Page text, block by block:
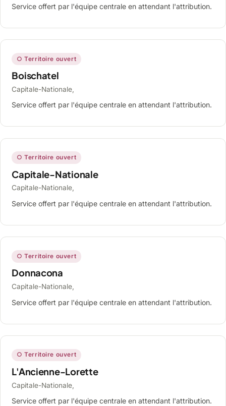
Service offert par l'équipe centrale en attendant l'attribution.
○ Territoire ouvert
Boischatel
Capitale-Nationale,
Service offert par l'équipe centrale en attendant l'attribution.
○ Territoire ouvert
Capitale-Nationale
Capitale-Nationale,
Service offert par l'équipe centrale en attendant l'attribution.
○ Territoire ouvert
Donnacona
Capitale-Nationale,
Service offert par l'équipe centrale en attendant l'attribution.
○ Territoire ouvert
L'Ancienne-Lorette
Capitale-Nationale,
Service offert par l'équipe centrale en attendant l'attribution.